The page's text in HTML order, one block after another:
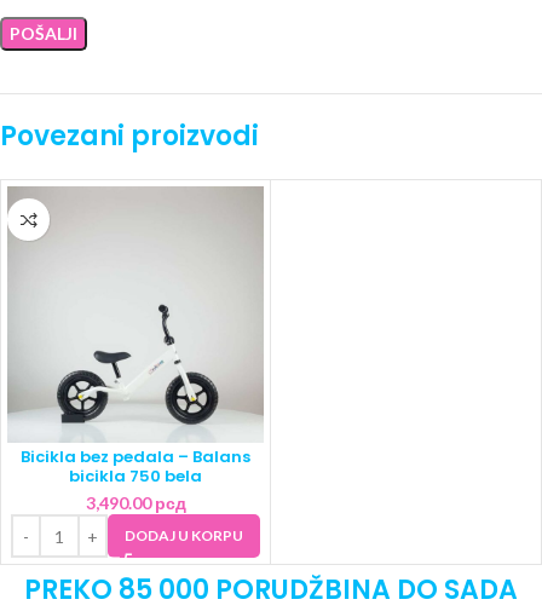
Povezani proizvodi
Bicikla bez pedala – Balans
bicikla 750 bela
3,490.00рсд
DODAJ U KORPU
PREKO 85 000 PORUDŽBINA DO SADA